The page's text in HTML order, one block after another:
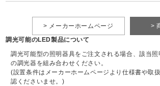
>
> メーカーホームページ
調光可能のLED製品について
調光可能型の照明器具をご注文される場合、該当
の調光器を組み合わせください。
(設置条件はメーカーホームページより仕様書や取
認くださいませ。)